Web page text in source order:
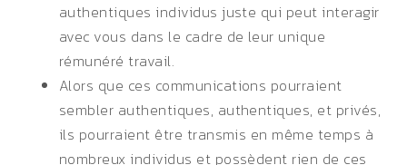
authentiques individus juste qui peut interagir
avec vous dans le cadre de leur unique
rémunéré travail.
Alors que ces communications pourraient
sembler authentiques, authentiques, et privés,
ils pourraient être transmis en même temps à
nombreux individus et possèdent rien de ces